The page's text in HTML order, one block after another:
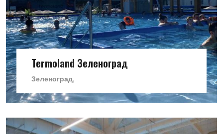
Termoland Зеленоград
Зеленоград,